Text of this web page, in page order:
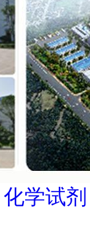
化学试剂